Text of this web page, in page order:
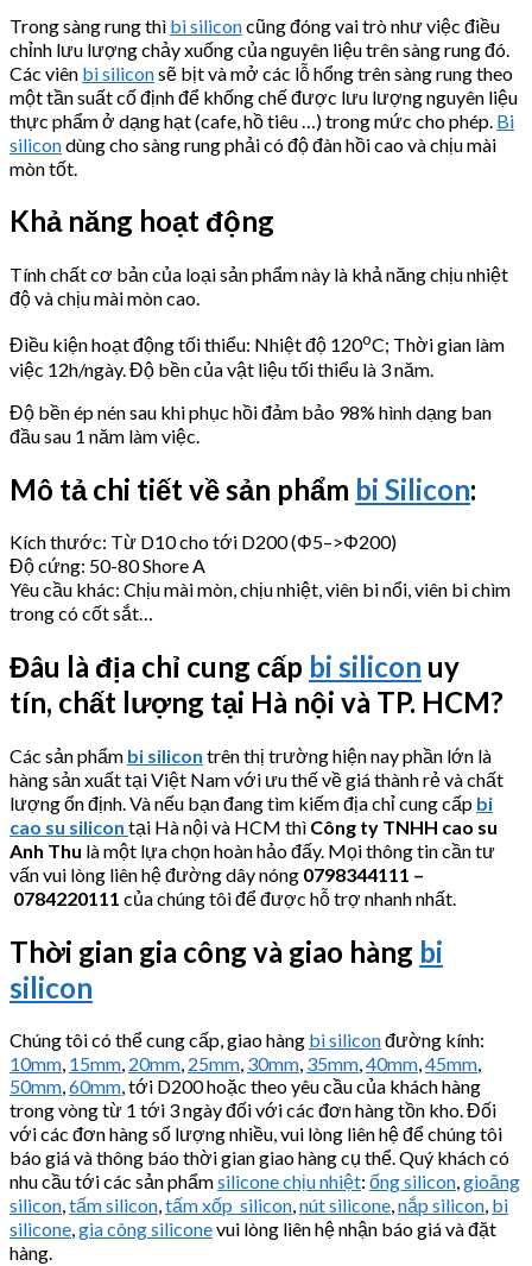
Trong sàng rung thì bi siliconcũng đóng vai trò như việc điều
chỉnh lưu lượng chảy xuống của nguyên liệu trên sàng rung đó.
Các viên bi siliconsẽ bịt và mở các lỗ hổng trên sàng rung theo
một tần suất cố định để khống chế được lưu lượng nguyên liệu
thực phẩm ở dạng hạt (cafe, hồ tiêu …) trong mức cho phép. Bi
silicondùng cho sàng rung phải có độ đàn hồi cao và chịu mài
mòn tốt.
Khả năng hoạt động
Tính chất cơ bản của loại sản phẩm này là khả năng chịu nhiệt
độ và chịu mài mòn cao.
Điều kiện hoạt động tối thiểu: Nhiệt độ 120oC; Thời gian làm
việc 12h/ngày. Độ bền của vật liệu tối thiểu là 3 năm.
Độ bền ép nén sau khi phục hồi đảm bảo 98% hình dạng ban
đầu sau 1 năm làm việc.
Mô tả chi tiết về sản phẩm bi Silicon:
Kích thước: Từ D10 cho tới D200 (Φ5–>Φ200)
Độ cứng: 50-80 Shore A
Yêu cầu khác: Chịu mài mòn, chịu nhiệt, viên bi nổi, viên bi chìm
trong có cốt sắt…
Đâu là địa chỉ cung cấp bi silicon uy
tín, chất lượng tại Hà nội và TP. HCM?
Các sản phẩm bi silicon trên thị trường hiện nay phần lớn là
hàng sản xuất tại Việt Nam với ưu thế về giá thành rẻ và chất
lượng ổn định. Và nếu bạn đang tìm kiếm địa chỉ cung cấp bi
cao su silicon tại Hà nội và HCM thì Công ty TNHH cao su
Anh Thu là một lựa chọn hoàn hảo đấy. Mọi thông tin cần tư
vấn vui lòng liên hệ đường dây nóng 0798344111 –
0784220111 của chúng tôi để được hỗ trợ nhanh nhất.
Thời gian gia công và giao hàng bi
silicon
Chúng tôi có thể cung cấp, giao hàng bi siliconđường kính:
10mm, 15mm, 20mm, 25mm, 30mm, 35mm,40mm,45mm,
50mm,60mm, tới D200 hoặc theo yêu cầu của khách hàng
trong vòng từ 1 tới 3 ngày đối với các đơn hàng tồn kho. Đối
với các đơn hàng số lượng nhiều, vui lòng liên hệ để chúng tôi
báo giá và thông báo thời gian giao hàng cụ thể. Quý khách có
nhu cầu tới các sản phẩmsilicone chịu nhiệt: ống silicon,gioăng
silicon,tấm silicon,tấm xốp silicon,nút silicone,nắp silicon, bi
silicone,gia công siliconevui lòng liên hệ nhận báo giá và đặt
hàng.